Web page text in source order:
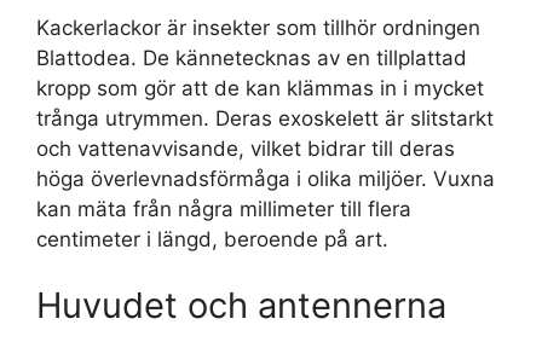
Kackerlackor är insekter som tillhör ordningen
Blattodea. De kännetecknas av en tillplattad
kropp som gör att de kan klämmas in i mycket
trånga utrymmen. Deras exoskelett är slitstarkt
och vattenavvisande, vilket bidrar till deras
höga överlevnadsförmåga i olika miljöer. Vuxna
kan mäta från några millimeter till flera
centimeter i längd, beroende på art.
Huvudet och antennerna